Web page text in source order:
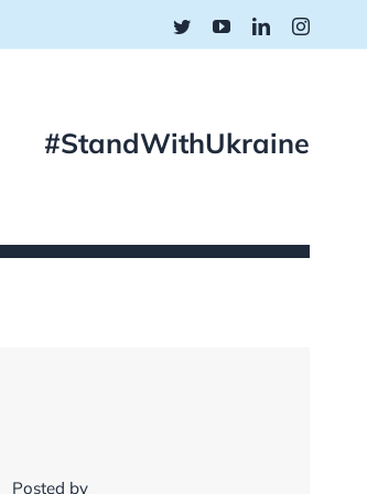
TwitterYouTubeLinkedIn
#StandWithUkraine
Posted by